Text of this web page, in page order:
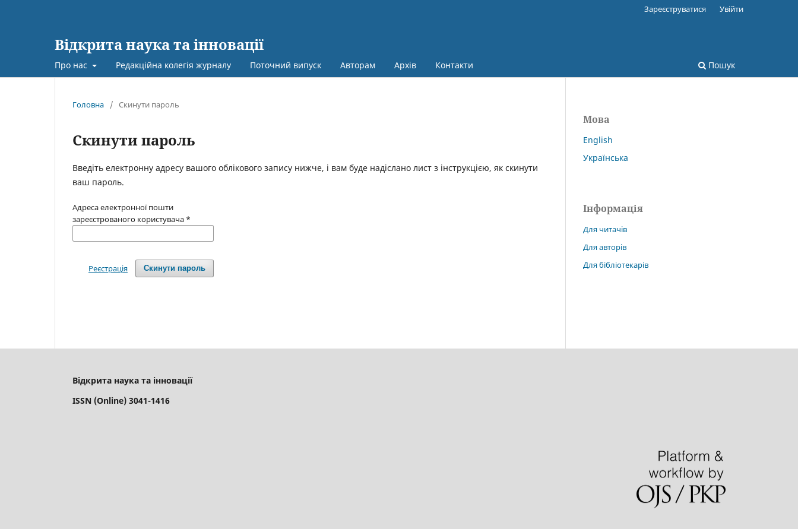
Відкрита наука та інновації
Про нас Редакційна колегія журналу Поточний випуск Авторам Архів Контакти Пошук
Зареєструватися Увійти
Головна / Скинути пароль
Скинути пароль
Введіть електронну адресу вашого облікового запису нижче, і вам буде надіслано лист з інструкцією, як скинути
ваш пароль.
Адреса електронної пошти
зареєстрованого користувача *
Скинути пароль
Реєстрація
Мова
English
Українська
Інформація
Для читачів
Для авторів
Для бібліотекарів
Відкрита наука та інновації
ISSN (Online) 3041-1416